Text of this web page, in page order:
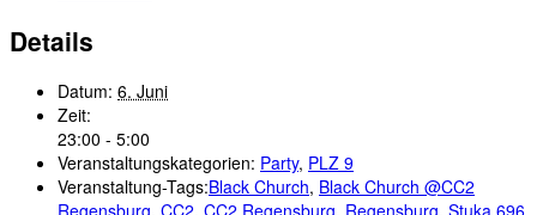
Details
Datum: 6. Juni
Zeit:
23:00 - 5:00
Veranstaltungskategorien: Party, PLZ 9
Veranstaltung-Tags:Black Church, Black Church @CC2
Regensburg, CC2, CC2 Regensburg, Regensburg, Stuka 696